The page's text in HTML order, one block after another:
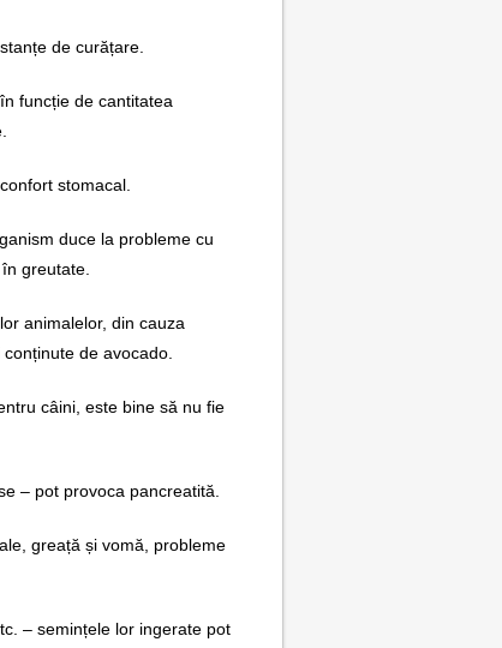
de curățare.
funcție de cantitatea
stomacal.
duce la probleme cu
greutate.
animalelor, din cauza
de avocado.
câini, este bine să nu fie
– pot provoca pancreatită.
greață și vomă, probleme
– semințele lor ingerate pot